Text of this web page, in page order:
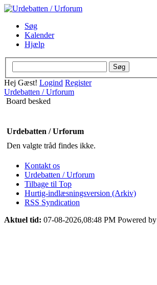
Søg
Kalender
Hjælp
Hej Gæst! Logind Register
Urdebatten / Urforum
Board besked
Urdebatten / Urforum
Den valgte tråd findes ikke.
Kontakt os
Urdebatten / Urforum
Tilbage til Top
Hurtig-indlæsningsversion (Arkiv)
RSS Syndication
Aktuel tid: 07-08-2026,08:48 PM Powered by